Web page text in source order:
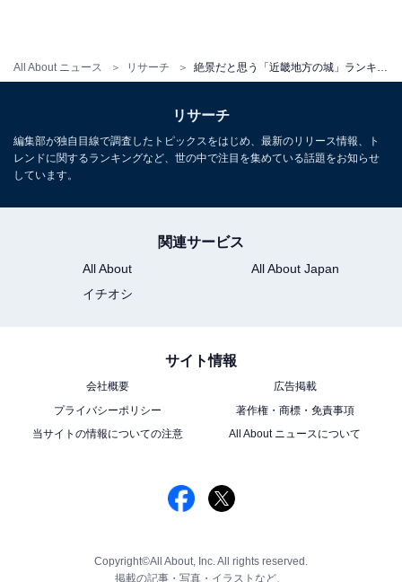
All About ニュース リサーチ 絶景だと思う「近畿地方の城」ランキング！ 「竹田城跡」を抑えて1位に輝いたのは？
リサーチ
編集部が独自目線で調査したトピックスをはじめ、最新のリリース情報、ト
レンドに関するランキングなど、世の中で注目を集めている話題をお知らせ
しています。
関連サービス
All About
All About Japan
イチオシ
サイト情報
会社概要
広告掲載
プライバシーポリシー
著作権・商標・免責事項
当サイトの情報についての注意
All About ニュースについて
Copyright©All About, Inc. All rights reserved.
掲載の記事・写真・イラストなど、